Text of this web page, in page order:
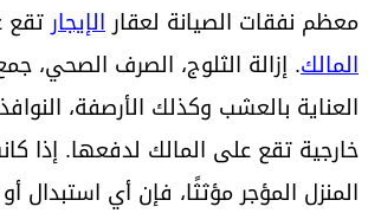
معظم نفقات الصيانة لعقارالإيجارتقع
المالك. إزالة الثلوج، الصرف الصحي،
العناية بالعشب وكذلك الأرصفة،
خارجية تقع على المالك لدفعها. إذا
المنزل المؤجر مؤثثًا، فإن أي استبدال